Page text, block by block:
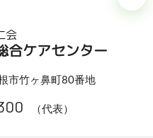
会
合ケアセンター
市竹ヶ鼻町80番地
（代表）